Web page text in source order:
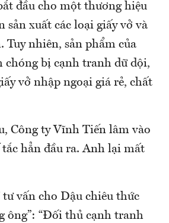
đầu cho một thương hiệu
sản xuất các loại giấy vở và
Tuy nhiên, sản phẩm của
chóng bị cạnh tranh dữ dội,
vở nhập ngoại giá rẻ, chất
Công ty Vĩnh Tiến lâm vào
hẳn đầu ra. Anh lại mất
tư vấn cho Dậu chiêu thức
ông”: “Đối thủ cạnh tranh